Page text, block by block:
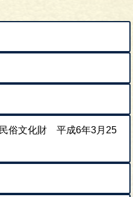
俗文化財 平成6年3月25